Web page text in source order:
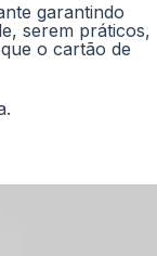
garantindo
serem práticos,
o cartão de